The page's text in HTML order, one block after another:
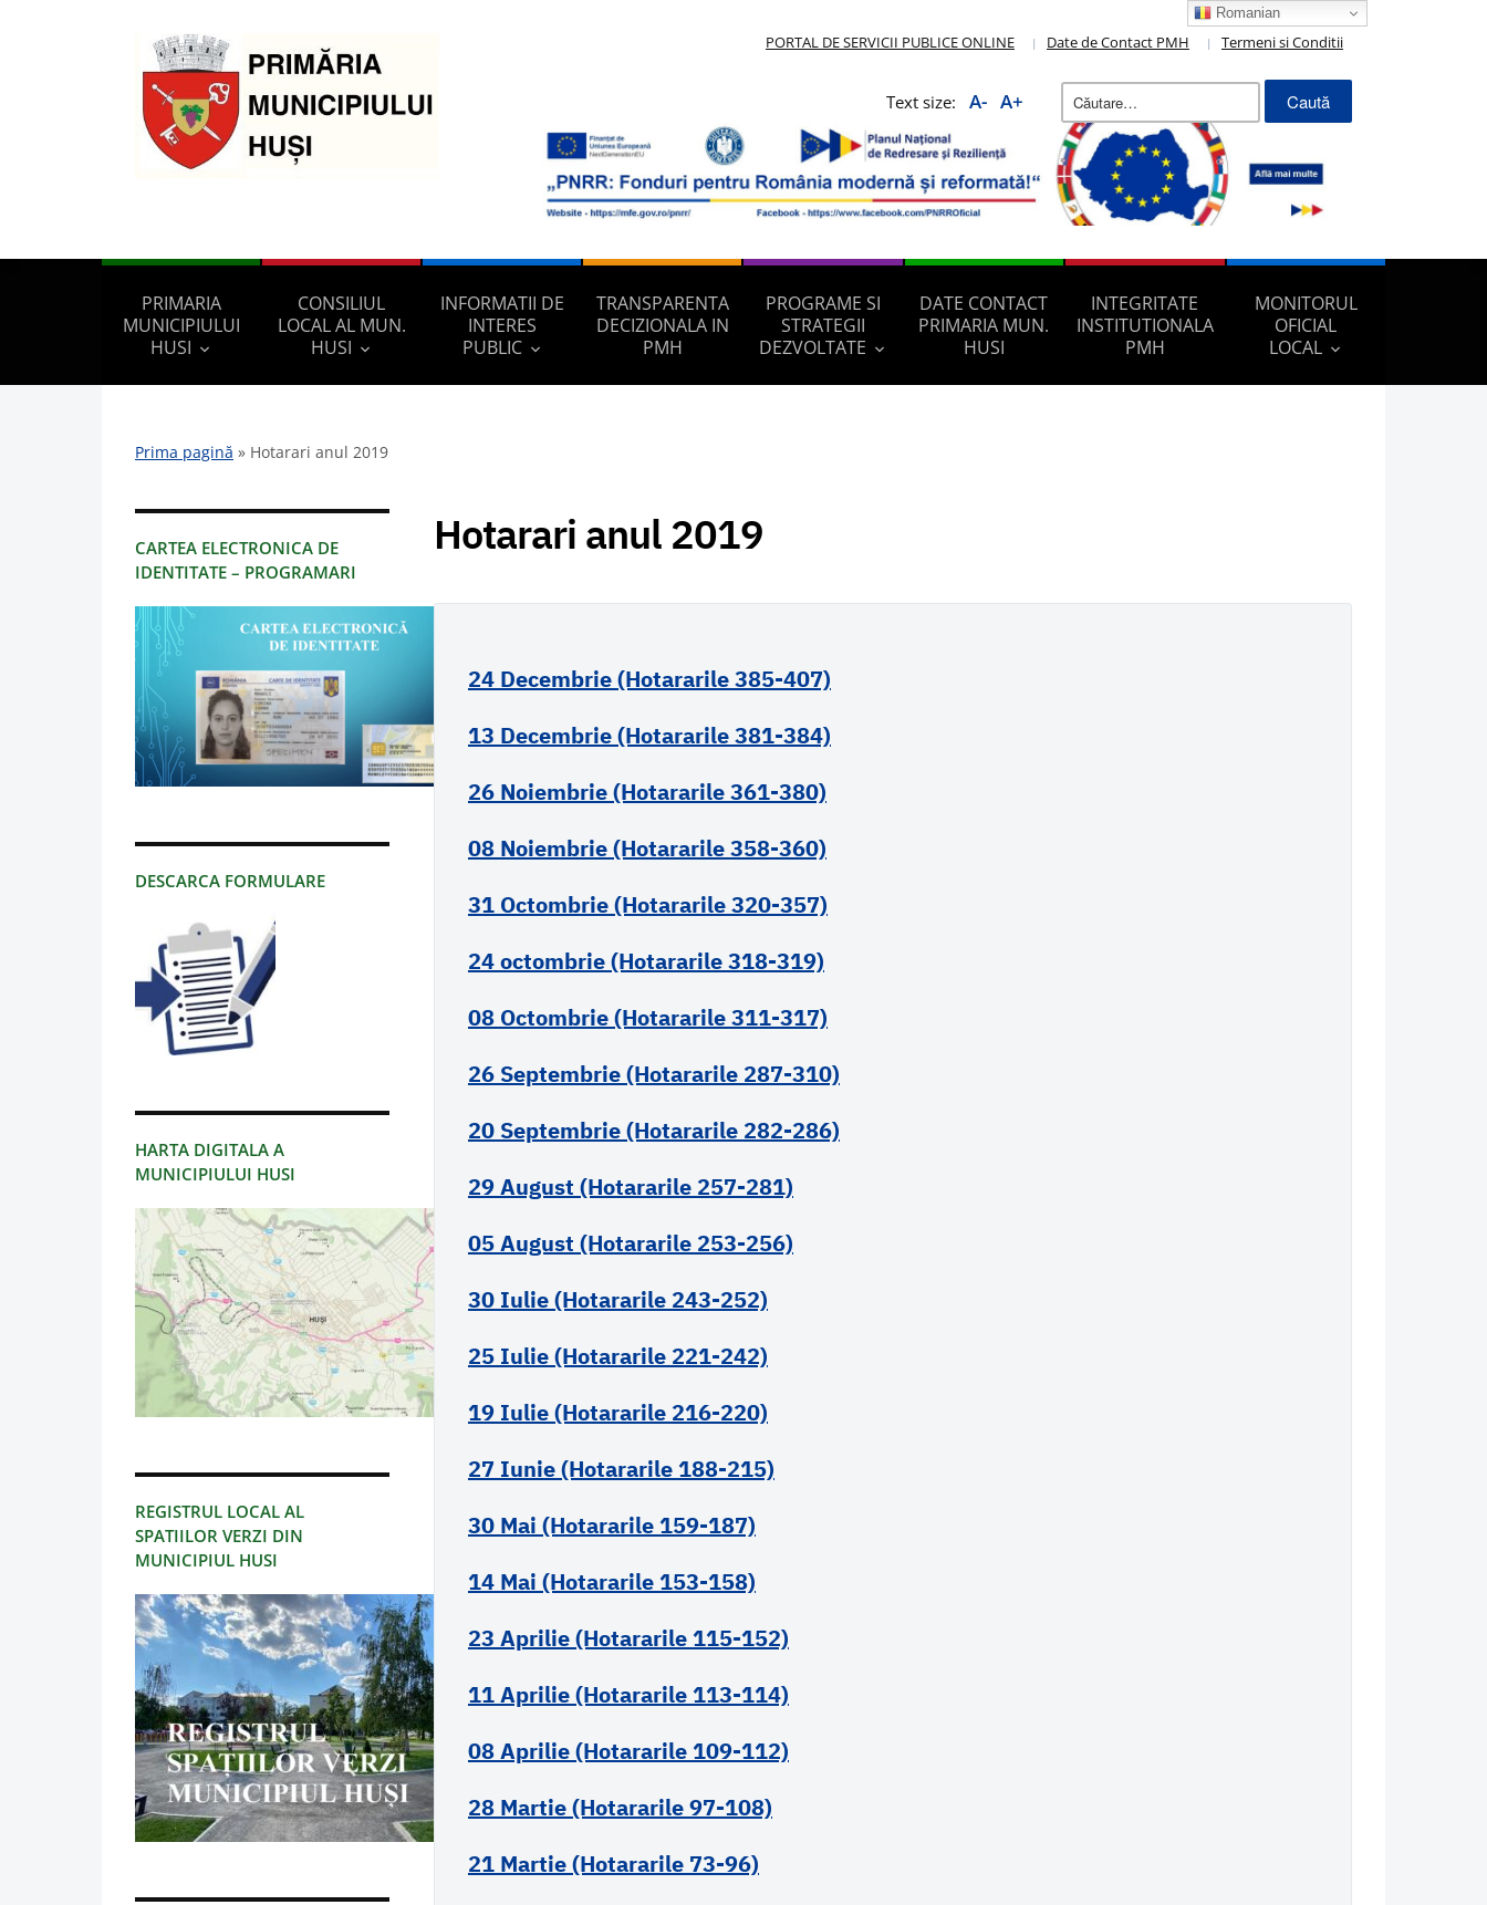
PORTAL DE SERVICII PUBLICE ONLINE Date de Contact PMH Termeni si Conditii
Text size: A- A+
Caută
după:
PRIMARIA
MUNICIPIULUI
HUSI
CONSILIUL
LOCAL AL MUN.
HUSI
INFORMATII DE
INTERES
PUBLIC
TRANSPARENTA
DECIZIONALA IN
PMH
PROGRAME SI
STRATEGII
DEZVOLTATE
DATE CONTACT
PRIMARIA MUN.
HUSI
INTEGRITATE
INSTITUTIONALA
PMH
MONITORUL
OFICIAL
LOCAL
Prima pagină » Hotarari anul 2019
CARTEA ELECTRONICA DE
IDENTITATE – PROGRAMARI
DESCARCA FORMULARE
HARTA DIGITALA A
MUNICIPIULUI HUSI
REGISTRUL LOCAL AL
SPATIILOR VERZI DIN
MUNICIPIUL HUSI
Hotarari anul 2019
24 Decembrie (Hotararile 385-407)
13 Decembrie (Hotararile 381-384)
26 Noiembrie (Hotararile 361-380)
08 Noiembrie (Hotararile 358-360)
31 Octombrie (Hotararile 320-357)
24 octombrie (Hotararile 318-319)
08 Octombrie (Hotararile 311-317)
26 Septembrie (Hotararile 287-310)
20 Septembrie (Hotararile 282-286)
29 August (Hotararile 257-281)
05 August (Hotararile 253-256)
30 Iulie (Hotararile 243-252)
25 Iulie (Hotararile 221-242)
19 Iulie (Hotararile 216-220)
27 Iunie (Hotararile 188-215)
30 Mai (Hotararile 159-187)
14 Mai (Hotararile 153-158)
23 Aprilie (Hotararile 115-152)
11 Aprilie (Hotararile 113-114)
08 Aprilie (Hotararile 109-112)
28 Martie (Hotararile 97-108)
21 Martie (Hotararile 73-96)
Romanian